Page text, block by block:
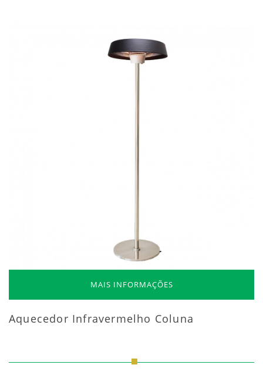
MAIS INFORMAÇÕES
Aquecedor Infravermelho Coluna